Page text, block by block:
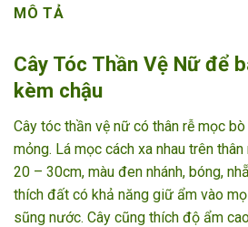
MÔ TẢ
Cây Tóc Thần Vệ Nữ để
kèm chậu
Cây tóc thần vệ nữ có thân rễ mọc
mỏng. Lá mọc cách xa nhau trên
20 – 30cm, màu đen nhánh, bóng,
thích đất có khả năng giữ ẩm vào
sũng nước. Cây cũng thích độ ẩm